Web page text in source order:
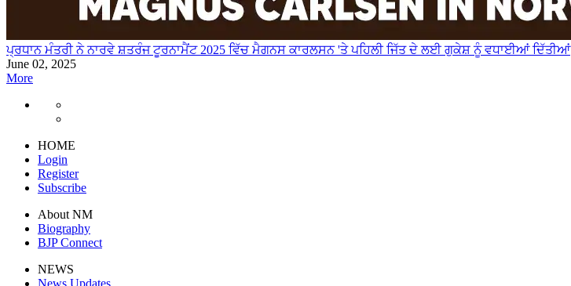
ਪ੍ਰਧਾਨ ਮੰਤਰੀ ਨੇ ਨਾਰਵੇ ਸ਼ਤਰੰਜ ਟੂਰਨਾਮੈਂਟ 2025 ਵਿੱਚ ਮੈਗਨਸ ਕਾਰਲਸਨ 'ਤੇ ਪਹਿਲੀ ਜਿੱਤ ਦੇ ਲਈ ਗੁਕੇਸ਼ ਨੂੰ ਵਧਾਈਆਂ ਦਿੱਤੀਆਂ
June 02, 2025
More
HOME
Login
Register
Subscribe
About NM
Biography
BJP Connect
NEWS
News Updates